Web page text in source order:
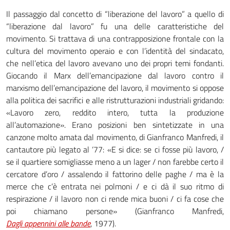
Il passaggio dal concetto di “liberazione del lavoro” a quello di
“liberazione dal lavoro” fu una delle caratteristiche del
movimento. Si trattava di una contrapposizione frontale con la
cultura del movimento operaio e con l’identità del sindacato,
che nell’etica del lavoro avevano uno dei propri temi fondanti.
Giocando il Marx dell’emancipazione dal lavoro contro il
marxismo dell’emancipazione del lavoro, il movimento si oppose
alla politica dei sacrifici e alle ristrutturazioni industriali gridando:
«Lavoro zero, reddito intero, tutta la produzione
all’automazione». Erano posizioni ben sintetizzate in una
canzone molto amata dal movimento, di Gianfranco Manfredi, il
cantautore più legato al ‘77: «E si dice: se ci fosse più lavoro, /
se il quartiere somigliasse meno a un lager / non farebbe certo il
cercatore d’oro / assalendo il fattorino delle paghe / ma è la
merce che c’è entrata nei polmoni / e ci dà il suo ritmo di
respirazione / il lavoro non ci rende mica buoni / ci fa cose che
poi chiamano persone» (Gianfranco Manfredi,
Dagli appennini alle bande, 1977).